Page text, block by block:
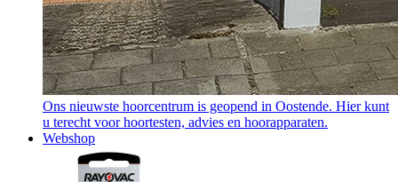
Ons nieuwste hoorcentrum is geopend in Oostende. Hier kunt
u terecht voor hoortesten, advies en hoorapparaten.
Webshop